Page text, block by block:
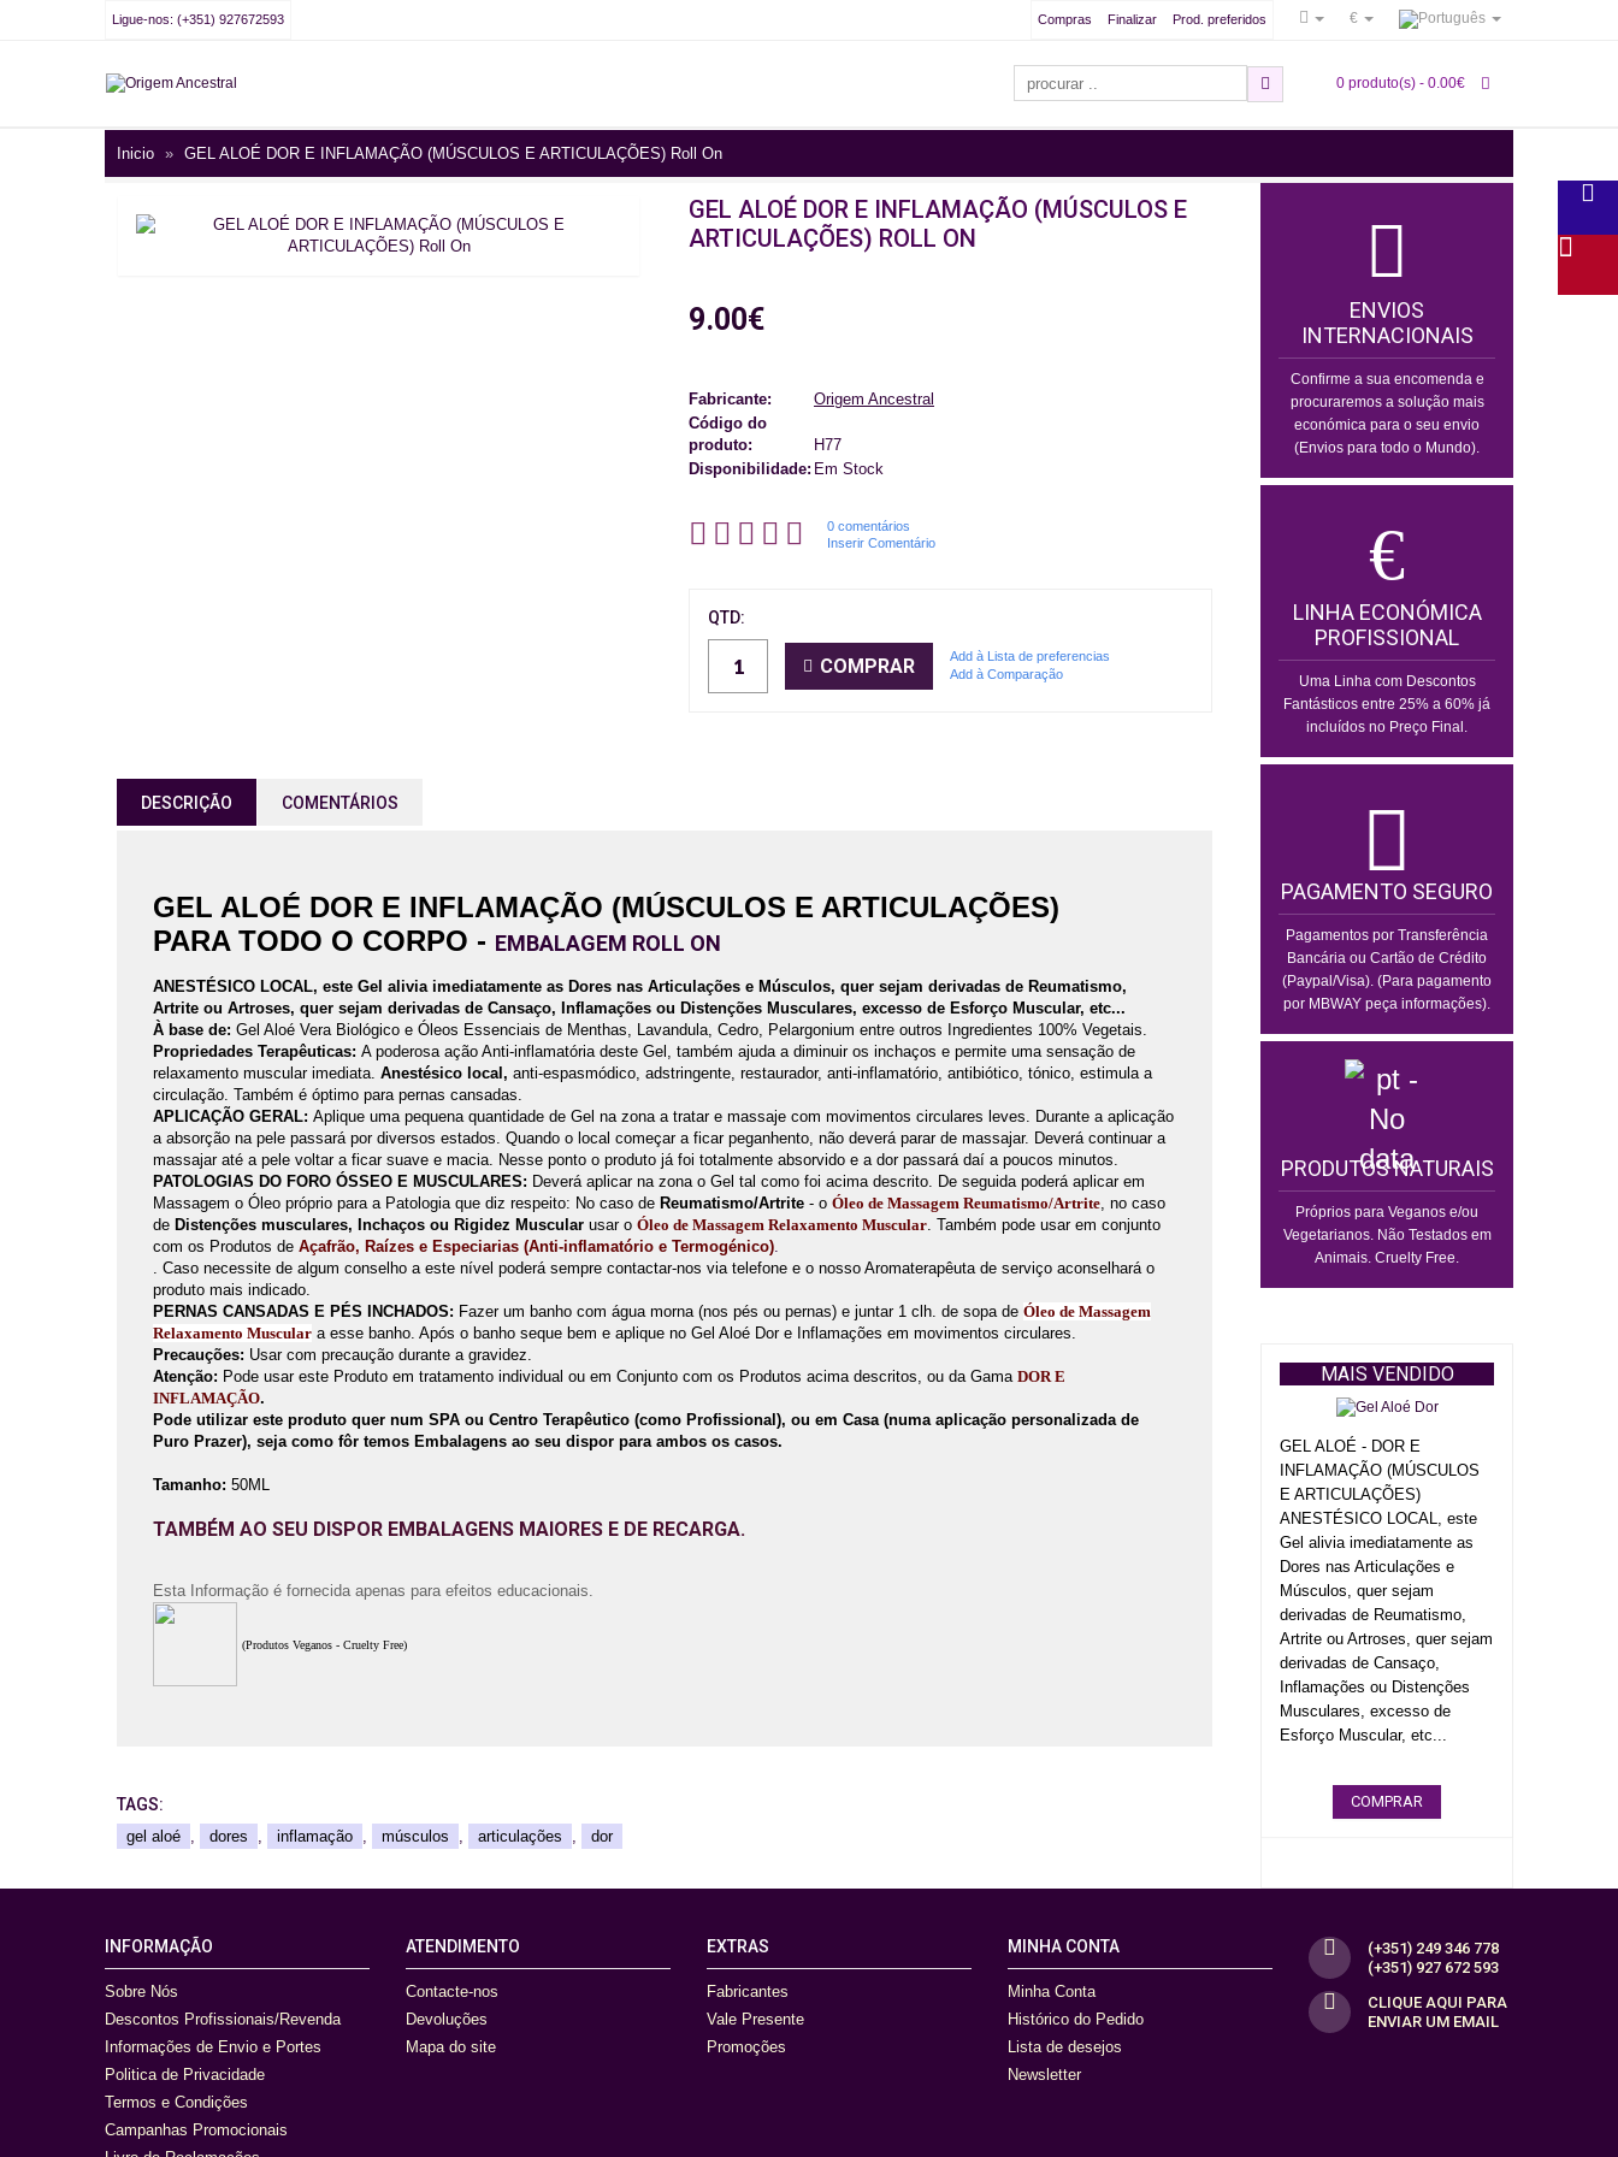
Ligue-nos: (+351) 927672593 Compras Finalizar Prod. preferidos €
0 produto(s) - 0.00€
Inicio » GEL ALOÉ DOR E INFLAMAÇÃO (MÚSCULOS E ARTICULAÇÕES) Roll On
GEL ALOÉ DOR E INFLAMAÇÃO (MÚSCULOS E
ARTICULAÇÕES) ROLL ON
9.00€
Fabricante:
Origem Ancestral
Código do
produto:
H77
Disponibilidade:Em Stock
0 comentários
Inserir Comentário
QTD:
COMPRAR
Add à Lista de preferencias
Add à Comparação
DESCRIÇÃO COMENTÁRIOS
GEL ALOÉ DOR E INFLAMAÇÃO (MÚSCULOS E ARTICULAÇÕES)
PARA TODO O CORPO - EMBALAGEM ROLL ON
ANESTÉSICO LOCAL, este Gel alivia imediatamente as Dores nas Articulações e Músculos, quer sejam derivadas de Reumatismo,
Artrite ou Artroses, quer sejam derivadas de Cansaço, Inflamações ou Distenções Musculares, excesso de Esforço Muscular, etc...
À base de: Gel Aloé Vera Biológico e Óleos Essenciais de Menthas, Lavandula, Cedro, Pelargonium entre outros Ingredientes 100% Vegetais.
Propriedades Terapêuticas: A poderosa ação Anti-inflamatória deste Gel, também ajuda a diminuir os inchaços e permite uma sensação de
relaxamento muscular imediata. Anestésico local, anti-espasmódico, adstringente, restaurador, anti-inflamatório, antibiótico, tónico, estimula a
circulação. Também é óptimo para pernas cansadas.
APLICAÇÃO GERAL: Aplique uma pequena quantidade de Gel na zona a tratar e massaje com movimentos circulares leves. Durante a aplicação
a absorção na pele passará por diversos estados. Quando o local começar a ficar peganhento, não deverá parar de massajar. Deverá continuar a
massajar até a pele voltar a ficar suave e macia. Nesse ponto o produto já foi totalmente absorvido e a dor passará daí a poucos minutos.
PATOLOGIAS DO FORO ÓSSEO E MUSCULARES: Deverá aplicar na zona o Gel tal como foi acima descrito. De seguida poderá aplicar em
Massagem o Óleo próprio para a Patologia que diz respeito: No caso de Reumatismo/Artrite - o Óleo de Massagem Reumatismo/Artrite , no caso
de Distenções musculares, Inchaços ou Rigidez Muscular usar o Óleo de Massagem Relaxamento Muscular . Também pode usar em conjunto
com os Produtos de Açafrão, Raízes e Especiarias (Anti-inflamatório e Termogénico)
Caso necessite de algum conselho a este nível poderá sempre contactar-nos via telefone e o nosso Aromaterapêuta de serviço aconselhará o
produto mais indicado.
PERNAS CANSADAS E PÉS INCHADOS: Fazer um banho com água morna (nos pés ou pernas) e juntar 1 clh. de sopa de Óleo de Massagem
Relaxamento Muscular a esse banho. Após o banho seque bem e aplique no Gel Aloé Dor e Inflamações em movimentos circulares.
Precauções: Usar com precaução durante a gravidez.
Atenção: Pode usar este Produto em tratamento individual ou em Conjunto com os Produtos acima descritos, ou da Gama DOR E
INFLAMAÇÃO.
Pode utilizar este produto quer num SPA ou Centro Terapêutico (como Profissional), ou em Casa (numa aplicação personalizada de
Puro Prazer), seja como fôr temos Embalagens ao seu dispor para ambos os casos.
Tamanho: 50ML
TAMBÉM AO SEU DISPOR EMBALAGENS MAIORES E DE RECARGA.
Esta Informação é fornecida apenas para efeitos educacionais.
(Produtos Veganos - Cruelty Free)
TAGS:
gel aloé , dores , inflamação , músculos , articulações , dor
ENVIOS
INTERNACIONAIS
Confirme a sua encomenda e
procuraremos a solução mais
económica para o seu envio
(Envios para todo o Mundo).
LINHA ECONÓMICA
PROFISSIONAL
Uma Linha com Descontos
Fantásticos entre 25% a 60% já
incluídos no Preço Final.
PAGAMENTO SEGURO
Pagamentos por Transferência
Bancária ou Cartão de Crédito
(Paypal/Visa). (Para pagamento
por MBWAY peça informações).
PRODUTOS NATURAIS
Próprios para Veganos e/ou
Vegetarianos. Não Testados em
Animais. Cruelty Free.
MAIS VENDIDO
GEL ALOÉ - DOR E
INFLAMAÇÃO (MÚSCULOS
E ARTICULAÇÕES)
ANESTÉSICO LOCAL, este
Gel alivia imediatamente as
Dores nas Articulações e
Músculos, quer sejam
derivadas de Reumatismo,
Artrite ou Artroses, quer sejam
derivadas de Cansaço,
Inflamações ou Distenções
Musculares, excesso de
Esforço Muscular, etc...
COMPRAR
INFORMAÇÃO
Sobre Nós
Descontos Profissionais/Revenda
Informações de Envio e Portes
Politica de Privacidade
Termos e Condições
Campanhas Promocionais
ATENDIMENTO
Contacte-nos
Devoluções
Mapa do site
EXTRAS
Fabricantes
Vale Presente
Promoções
MINHA CONTA
Minha Conta
Histórico do Pedido
Lista de desejos
Newsletter
(+351) 249 346 778
(+351) 927 672 593
CLIQUE AQUI PARA
ENVIAR UM EMAIL